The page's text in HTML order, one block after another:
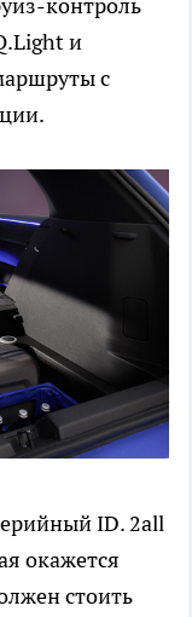
и
с
ID. 2all
окажется
стоить